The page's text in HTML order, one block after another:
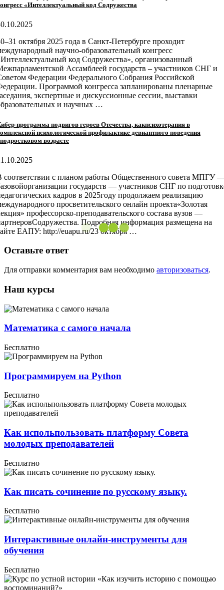
«Интеллектуальный код Содружества
октября 2025 года в Санкт-Петербурге проходит
научно-образовательный конгресс
код Содружества», организованный
Ассамблеей государств – участников СНГ и
Федерации Федерального Собрания Российской
Программой конгресса запланированы пленарные
экспертные и дискуссионные сессии, выставки
и научных …
программа подвигов героев Отечества, какпсихотерапия в
психологической профилактике девиантного поведения
возрасте
соответствии с планом работы Общественного совета МПГУ
государств — участников СНГ по
кадров в 2025году продолжаем реализацию
просветительского онлайн проекта«Золотая
профессорско-преподавательского состава вузов —
Подробная информация размещена на
ЕАПУ: http://euapu.ru/23 октября …
Оставьте ответ
Для отправки комментария вам необходимо авторизоваться.
Наш курсы
Математика с самого начала
Бесплатно
Программируем на Python
Бесплатно
Как испольпользовать платформу Совета
молодых преподавателей
Бесплатно
Как писать сочинение по русскому языку.
Бесплатно
Интерактивные онлайн-инструменты для
обучения
Бесплатно